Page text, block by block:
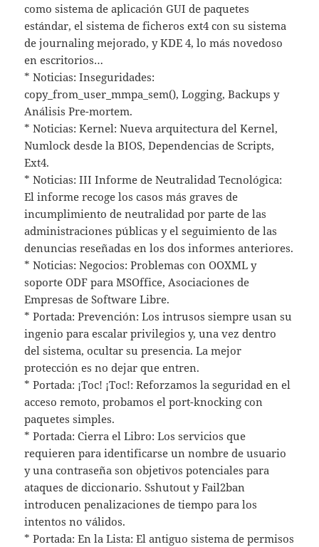
como sistema de aplicación GUI de paquetes
estándar, el sistema de ficheros ext4 con su sistema
de journaling mejorado, y KDE 4, lo más novedoso
en escritorios…
* Noticias: Inseguridades:
copy_from_user_mmpa_sem(), Logging, Backups y
Análisis Pre-mortem.
* Noticias: Kernel: Nueva arquitectura del Kernel,
Numlock desde la BIOS, Dependencias de Scripts,
Ext4.
* Noticias: III Informe de Neutralidad Tecnológica:
El informe recoge los casos más graves de
incumplimiento de neutralidad por parte de las
administraciones públicas y el seguimiento de las
denuncias reseñadas en los dos informes anteriores.
* Noticias: Negocios: Problemas con OOXML y
soporte ODF para MSOffice, Asociaciones de
Empresas de Software Libre.
* Portada: Prevención: Los intrusos siempre usan su
ingenio para escalar privilegios y, una vez dentro
del sistema, ocultar su presencia. La mejor
protección es no dejar que entren.
* Portada: ¡Toc! ¡Toc!: Reforzamos la seguridad en el
acceso remoto, probamos el port-knocking con
paquetes simples.
* Portada: Cierra el Libro: Los servicios que
requieren para identificarse un nombre de usuario
y una contraseña son objetivos potenciales para
ataques de diccionario. Sshutout y Fail2ban
introducen penalizaciones de tiempo para los
intentos no válidos.
* Portada: En la Lista: El antiguo sistema de permisos